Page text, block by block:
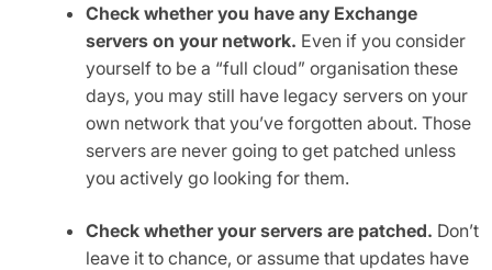
Check whether you have any Exchange
servers on your network. Even if you consider
yourself to be a “full cloud” organisation these
days, you may still have legacy servers on your
own network that you’ve forgotten about. Those
servers are never going to get patched unless
you actively go looking for them.
Check whether your servers are patched. Don’t
leave it to chance, or assume that updates have